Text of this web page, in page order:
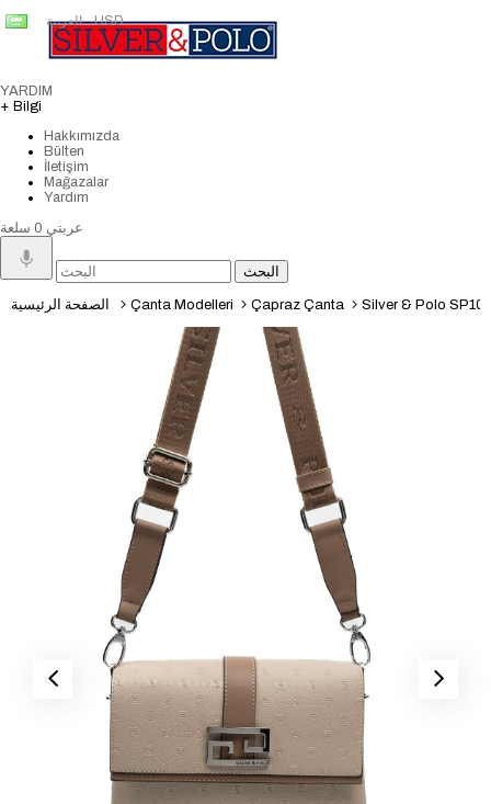
YARDIM
+ Bilgi
Hakkımızda
Bülten
İletişim
Mağazalar
Yardım
العربية - USD
عربتي 0 سلعة
Çanta Modelleri Çapraz Çanta Silver & Polo